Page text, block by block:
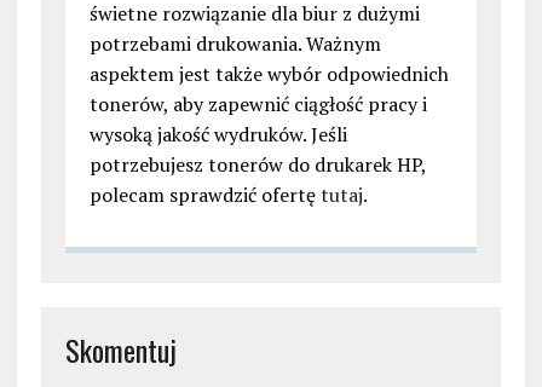
świetne rozwiązanie dla biur z dużymi
potrzebami drukowania. Ważnym
aspektem jest także wybór odpowiednich
tonerów, aby zapewnić ciągłość pracy i
wysoką jakość wydruków. Jeśli
potrzebujesz tonerów do drukarek HP,
polecam sprawdzić ofertętutaj.
Skomentuj